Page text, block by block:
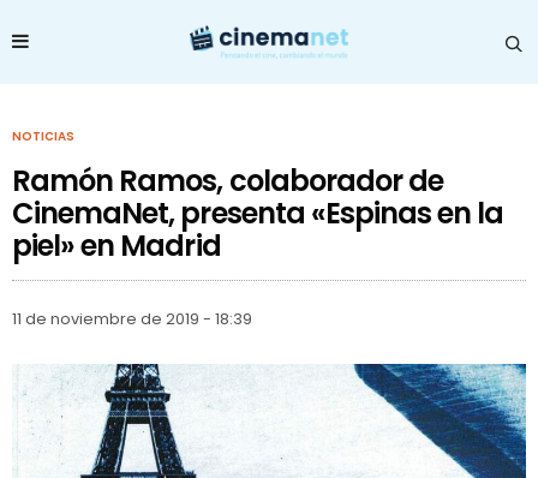
NOTICIAS
Ramón Ramos, colaborador de
CinemaNet, presenta «Espinas en la
piel» en Madrid
11 de noviembre de 2019 - 18:39